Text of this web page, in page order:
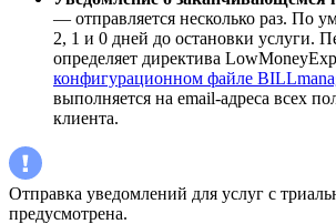
— отправляется несколько раз. По
2, 1 и 0 дней до остановки услуги.
определяет директива
конфигурационном файле
выполняется на email-адреса всех
клиента.
Отправка уведомлений для услуг с
предусмотрена.